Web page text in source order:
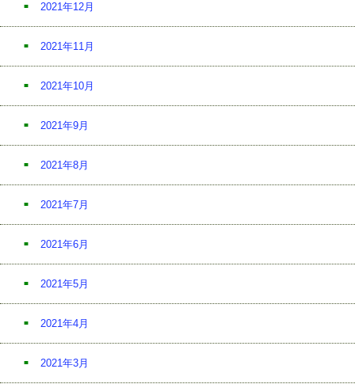
2021年12月
2021年11月
2021年10月
2021年9月
2021年8月
2021年7月
2021年6月
2021年5月
2021年4月
2021年3月